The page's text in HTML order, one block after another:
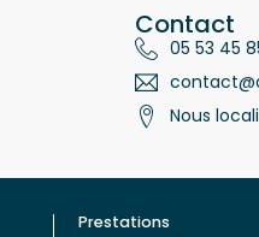
05 53 45
Nous